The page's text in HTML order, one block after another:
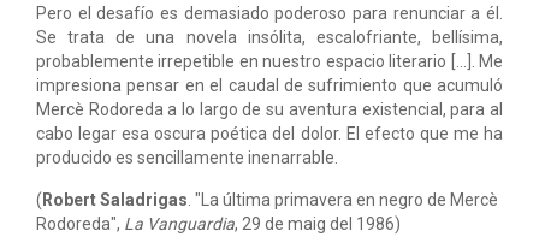
Pero el desafío es demasiado poderoso para renunciar a él.
Se trata de una novela insólita, escalofriante, bellísima,
probablemente irrepetible en nuestro espacio literario [...]. Me
impresiona pensar en el caudal de sufrimiento que acumuló
Mercè Rodoreda a lo largo de su aventura existencial, para al
cabo legar esa oscura poética del dolor. El efecto que me ha
producido es sencillamente inenarrable.
( Robert Saladrigas . "La última primavera en negro de Mercè
Rodoreda", La Vanguardia, 29 de maig del 1986)